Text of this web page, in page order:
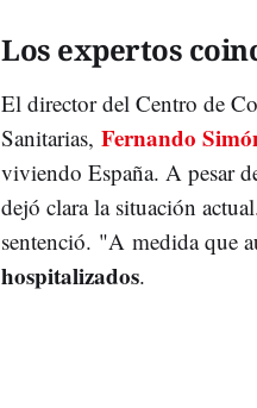
Los expertos
El director del Centro de
Sanitarias, Fernando
viviendo España. A pesar
dejó clara la situación
sentenció. "A medida que
hospitalizados.